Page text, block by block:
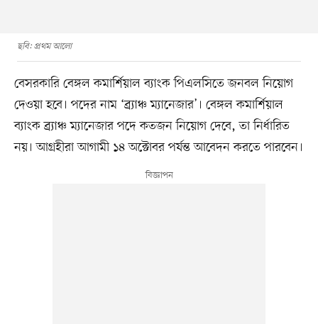
ছবি: প্রথম আলো
বেসরকারি বেঙ্গল কমার্শিয়াল ব্যাংক পিএলসিতে জনবল নিয়োগ
দেওয়া হবে। পদের নাম ‘ব্র্যাঞ্চ ম্যানেজার’। বেঙ্গল কমার্শিয়াল
ব্যাংক ব্র্যাঞ্চ ম্যানেজার পদে কতজন নিয়োগ দেবে, তা নির্ধারিত
নয়। আগ্রহীরা আগামী ১৪ অক্টোবর পর্যন্ত আবেদন করতে পারবেন।